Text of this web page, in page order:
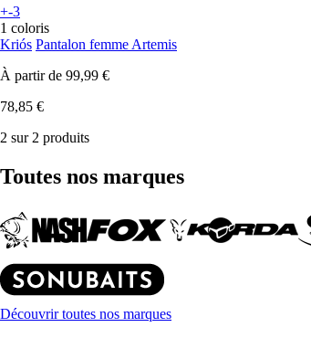
+-3
1 coloris
Kriós Pantalon femme Artemis
À partir de 99,99 €
78,85 €
2 sur 2 produits
Toutes nos marques
Découvrir toutes nos marques